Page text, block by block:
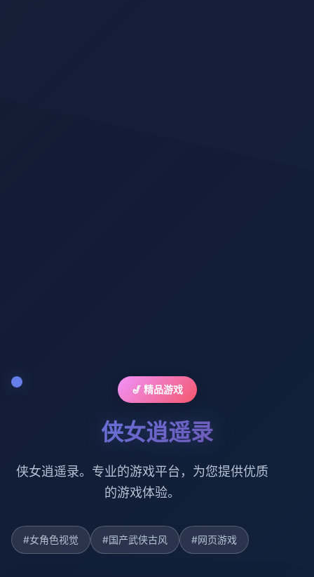
🎷 精品游戏
侠女逍遥录
侠女逍遥录。专业的游戏平台，为您提供优质
的游戏体验。
#女角色视觉 #国产武侠古风 #网页游戏